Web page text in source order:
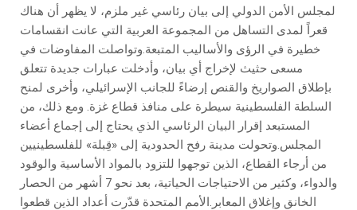
لمجلس الأمن الدولي إلى بيان رئاسي غير ملزم، لا يظهر أن هناك
قعراً لمدى التساهل من المجموعة العربية التي عانت انقسامات
خطيرة في الرؤى والأساليب المتبعة.وتواصلت المفاوضات في
مسعى حثيث لإخراج أي بيان، وأدخلت عبارات جديدة تتعلق
بإطلاق الصواريخ والقنص إرضاءً للجانب الإسرائيلي، وأخرى لمنح
السلطة الفلسطينية سيطرة على منافذ قطاع غزة. ومع ذلك، من
المستبعد إقرار البيان الرئاسي الذي يحتاج إلى إجماع أعضاء
المجلس.وتحولت مدينة رفح الحدودية إلى «قِبلة» للفلسطينيين
من أرجاء القطاع، الذين توجهوا للتزود بالمواد الأساسية والوقود
والدواء، وكثير من الاحتياجات الحياتية، بعد نحو 7 أشهر من الحصار
الخانق وإغلاق المعابر.الأمم المتحدة قدّرت أعداد الذين قطعوا